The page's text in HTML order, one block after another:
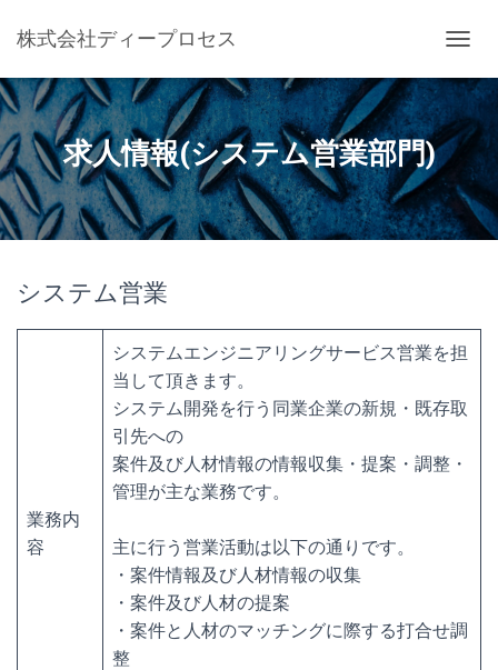
株式会社ディープロセス
ビ
ゲ
ー
シ
ン
を
切
求人情報(システム営業部門)
システム営業
業務内
容
システムエンジニアリングサービス営業を担
当して頂きます。
システム開発を行う同業企業の新規・既存取
引先への
案件及び人材情報の情報収集・提案・調整・
管理が主な業務です。
主に行う営業活動は以下の通りです。
・案件情報及び人材情報の収集
・案件及び人材の提案
・案件と人材のマッチングに際する打合せ調
整